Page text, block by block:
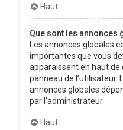
Haut
Que sont les annonces
Les annonces globales
importantes que vous
apparaissent en haut
panneau de l’utilisateur.
annonces globales
par l’administrateur.
Haut